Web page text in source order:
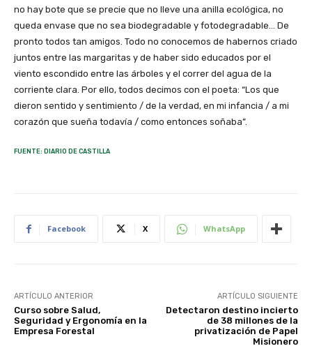
no hay bote que se precie que no lleve una anilla ecológica, no
queda envase que no sea biodegradable y fotodegradable… De
pronto todos tan amigos. Todo no conocemos de habernos criado
juntos entre las margaritas y de haber sido educados por el
viento escondido entre las árboles y el correr del agua de la
corriente clara. Por ello, todos decimos con el poeta: “Los que
dieron sentido y sentimiento / de la verdad, en mi infancia / a mi
corazón que sueña todavía / como entonces soñaba”.
FUENTE: DIARIO DE CASTILLA
Facebook X WhatsApp
ARTÍCULO ANTERIOR
Curso sobre Salud,
Seguridad y Ergonomía en la
Empresa Forestal
ARTÍCULO SIGUIENTE
Detectaron destino incierto
de 38 millones de la
privatización de Papel
Misionero